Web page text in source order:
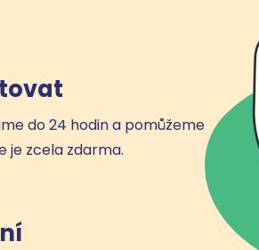
do 24 hodin a pomůžeme
je zcela zdarma.